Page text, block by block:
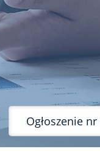
Ogłoszenie nr